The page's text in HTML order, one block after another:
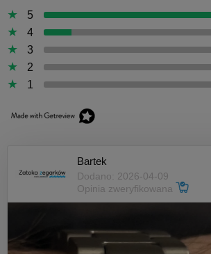
5
4
3
2
1
Bartek
Dodano: 2026-04-09
Opinia zweryfikowana